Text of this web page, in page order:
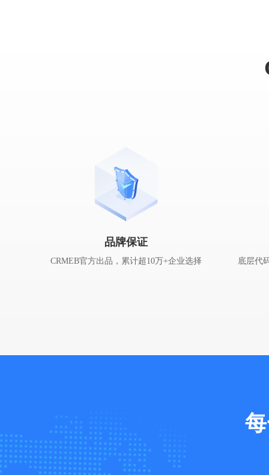
品牌保证
CRMEB官方出品，累计超10万+企业选择 底层代